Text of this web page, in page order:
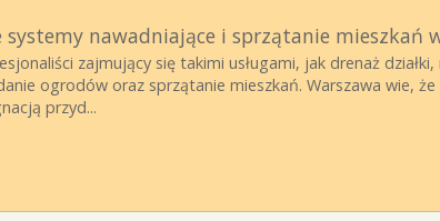
systemy nawadniające i sprzątanie mieszkań
zajmujący się takimi usługami, jak drenaż
ogrodów oraz sprzątanie mieszkań. Warszawa wie,
przyd...